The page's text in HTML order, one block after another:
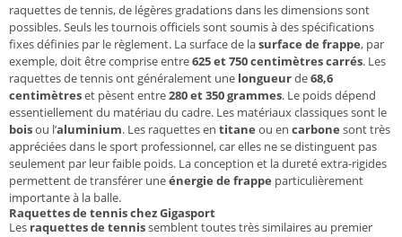
raquettes de tennis, de légères gradations dans les dimensions sont
possibles. Seuls les tournois officiels sont soumis à des spécifications
fixes définies par le règlement. La surface de lasurface de frappe, par
exemple, doit être comprise entre625 et 750 centimètres carrés. Les
raquettes de tennis ont généralement une longueurde68,6
centimètreset pèsent entre280 et 350 grammes. Le poids dépend
essentiellement du matériau du cadre. Les matériaux classiques sont le
boisou l’aluminium. Les raquettes en titane ou en carbone sont très
appréciées dans le sport professionnel, car elles ne se distinguent pas
seulement par leur faible poids. La conception et la dureté extra-rigides
permettent de transférer uneénergie de frappe particulièrement
importante à la balle.
Raquettes de tennis chez Gigasport
Les raquettes de tennissemblent toutes très similaires au premier